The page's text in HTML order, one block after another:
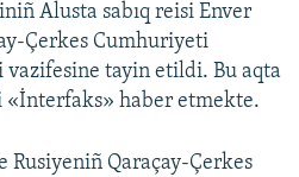
Alusta sabıq reisi Enver
Çerkes Cumhuriyeti
tayin etildi. Bu aqta
haber etmekte.
Qaraçay-Çerkes